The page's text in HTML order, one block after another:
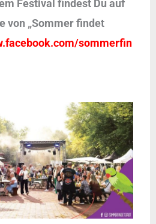
Festival findest Du auf
von „Sommer findet
sommerfin